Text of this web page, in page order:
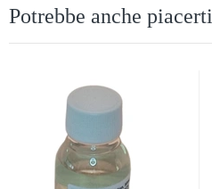
Potrebbe anche piacerti